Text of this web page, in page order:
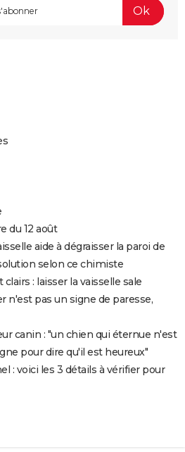
du 12 août
aide à dégraisser la paroi de
selon ce chimiste
: laisser la vaisselle sale
n'est pas un signe de paresse,
canin : "un chien qui éternue n'est
pour dire qu'il est heureux"
: voici les 3 détails à vérifier pour